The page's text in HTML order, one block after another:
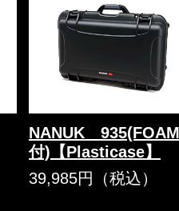
NANUK 935(FOAM
付)【Plasticase】
39,985円（税込）